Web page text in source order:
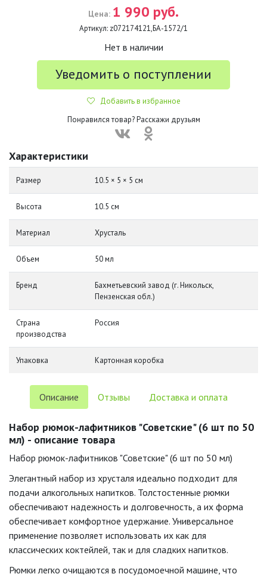
Цена: 1 990 руб.
Артикул: z072174121,БА-1572/1
Нет в наличии
Уведомить о поступлении
Добавить в избранное
Понравился товар? Расскажи друзьям
Характеристики
Размер 10.5 × 5 × 5 см
Высота 10.5 см
Материал Хрусталь
Объем 50 мл
Бренд
Бахметьевский завод (г. Никольск,
Пензенская обл.)
Страна
производства
Россия
Упаковка Картонная коробка
Описание Отзывы Доставка и оплата
Набор рюмок-лафитников "Советские" (6 шт по 50
мл) - описание товара
Набор рюмок-лафитников "Советские" (6 шт по 50 мл)
Элегантный набор из хрусталя идеально подходит для
подачи алкогольных напитков. Толстостенные рюмки
обеспечивают надежность и долговечность, а их форма
обеспечивает комфортное удержание. Универсальное
применение позволяет использовать их как для
классических коктейлей, так и для сладких напитков.
Рюмки легко очищаются в посудомоечной машине, что